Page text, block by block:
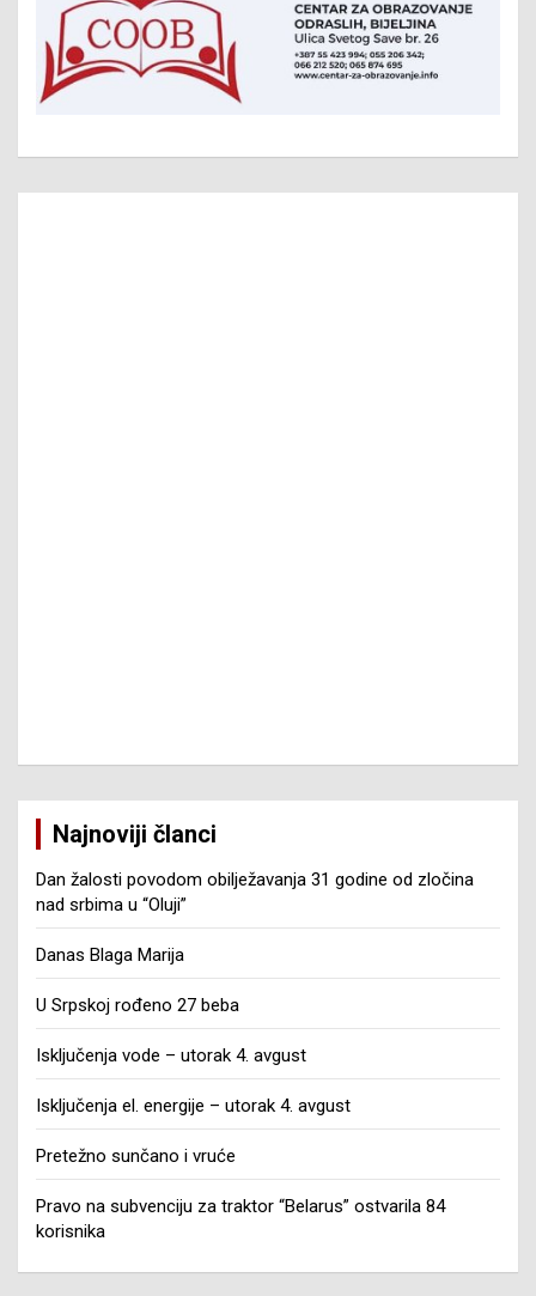
Najnoviji članci
Dan žalosti povodom obilježavanja 31 godine od zločina
nad srbima u “Oluji”
Danas Blaga Marija
U Srpskoj rođeno 27 beba
Isključenja vode – utorak 4. avgust
Isključenja el. energije – utorak 4. avgust
Pretežno sunčano i vruće
Pravo na subvenciju za traktor “Belarus” ostvarila 84
korisnika